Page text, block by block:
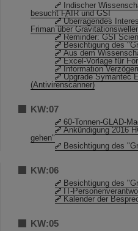
Indischer
besucht FAIR und GSI
Überragendes
Friman über
Reminder: GSI
Besichtigung des
Aus dem
Excel-Vorlage für
Information
Upgrade Symantec
(Antivirenscanner)
KW:07
60-Tonnen-GLAD-
Ankündigung 2016
gehen"
Besichtigung des
KW:06
Besichtigung des
IT-
Kalender der
KW:05